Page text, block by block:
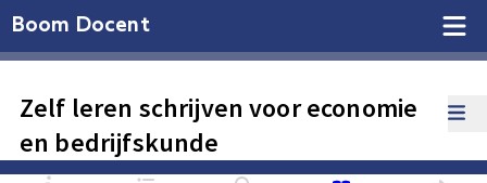
Boom Docent
Zelf leren schrijven voor economie
en bedrijfskunde